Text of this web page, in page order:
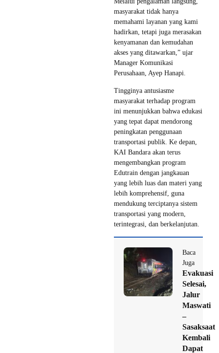
masyarakat tidak hanya
memahami layanan yang kami
hadirkan, tetapi juga merasakan
kenyamanan dan kemudahan
akses yang ditawarkan,” ujar
Manager Komunikasi
Perusahaan, Ayep Hanapi.
Tingginya antusiasme
masyarakat terhadap program
ini menunjukkan bahwa edukasi
yang tepat dapat mendorong
peningkatan penggunaan
transportasi publik. Ke depan,
KAI Bandara akan terus
mengembangkan program
Edutrain dengan jangkauan
yang lebih luas dan materi yang
lebih komprehensif, guna
mendukung terciptanya sistem
transportasi yang modern,
terintegrasi, dan berkelanjutan.
Baca
Juga
Evakuasi
Selesai,
Jalur
Maswati
–
Sasaksaat
Kembali
Dapat